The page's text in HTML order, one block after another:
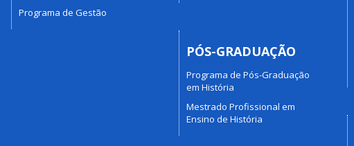
Programa de Gestão
PÓS-GRADUAÇÃO
Programa de Pós-Graduação
em História
Mestrado Profissional em
Ensino de História